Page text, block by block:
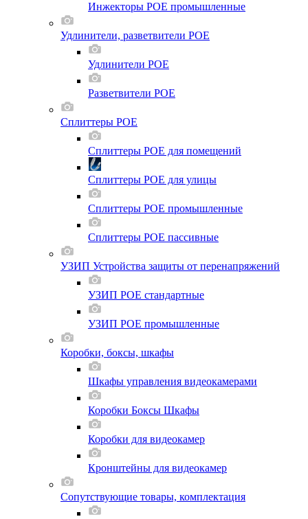
Инжекторы POE промышленные
Удлинители, разветвители POE
Удлинители POE
Разветвители POE
Сплиттеры POE
Сплиттеры POE для помещений
Сплиттеры POE для улицы
Сплиттеры POE промышленные
Сплиттеры POE пассивные
УЗИП Устройства защиты от перенапряжений
УЗИП POE стандартные
УЗИП POE промышленные
Коробки, боксы, шкафы
Шкафы управления видеокамерами
Коробки Боксы Шкафы
Коробки для видеокамер
Кронштейны для видеокамер
Сопутствующие товары, комплектация